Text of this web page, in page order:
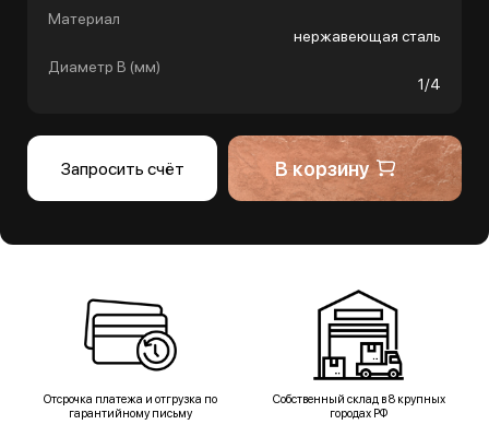
Материал
нержавеющая сталь
Диаметр B (мм)
1/4
Запросить счёт В корзину
Отсрочка платежа и отгрузка по
гарантийному письму
Собственный склад в 8 крупных
городах РФ